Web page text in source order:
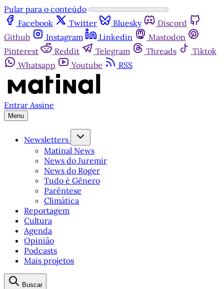
Pular para o conteúdo
Facebook
Twitter Bluesky
Discord
Github
Instagram Linkedin
Mastodon
Pinterest
Reddit Telegram Threads
Tiktok
Whatsapp
Youtube RSS
Entrar Assine
Menu
Newsletters
Matinal News
News do Juremir
News do Roger
Tudo é Gênero
Parêntese
Climática
Reportagem
Cultura
Agenda
Opinião
Podcasts
Mais projetos
Buscar